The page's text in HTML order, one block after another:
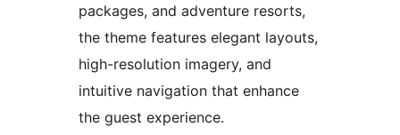
packages, and adventure resorts,
the theme features elegant layouts,
high-resolution imagery, and
intuitive navigation that enhance
the guest experience.